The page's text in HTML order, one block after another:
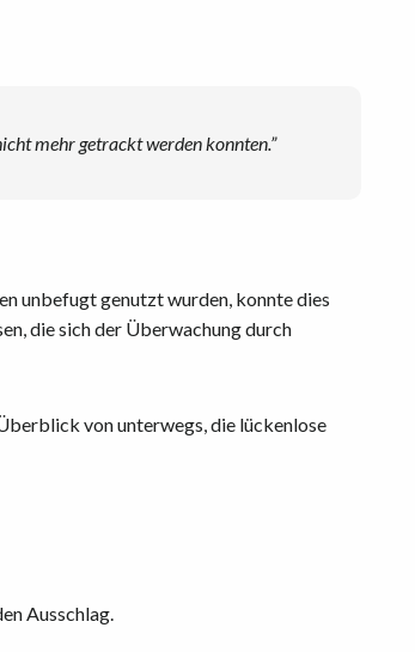
mehr getrackt werden konnten.”
unbefugt genutzt wurden, konnte dies
die sich der Überwachung durch
von unterwegs, die lückenlose
Ausschlag.